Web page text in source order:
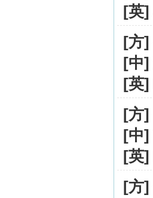
[英]
[方]
[中]
[英]
[方]
[中]
[英]
[方]